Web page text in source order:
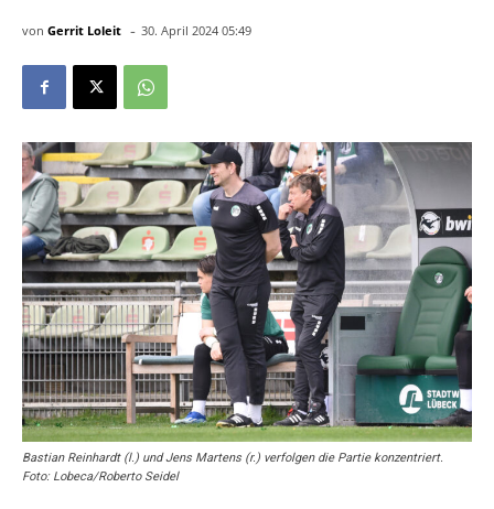
von Gerrit Loleit - 30. April 2024 05:49
Bastian Reinhardt (l.) und Jens Martens (r.) verfolgen die Partie konzentriert.
Foto: Lobeca/Roberto Seidel